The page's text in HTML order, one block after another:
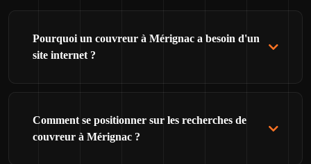
Pourquoi un couvreur à Mérignac a besoin d'un
site internet ?
Comment se positionner sur les recherches de
couvreur à Mérignac ?